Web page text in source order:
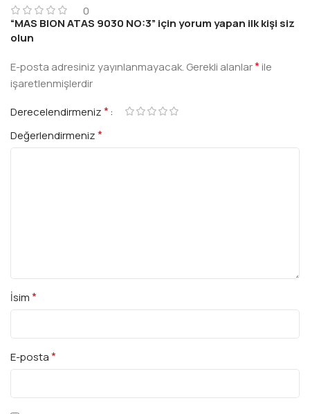
0
“MAS BION ATAS 9030 NO:3” için yorum yapan ilk kişi siz
olun
E-posta adresiniz yayınlanmayacak. Gerekli alanlar*ile
işaretlenmişlerdir
Derecelendirmeniz*
Değerlendirmeniz*
İsim*
E-posta*